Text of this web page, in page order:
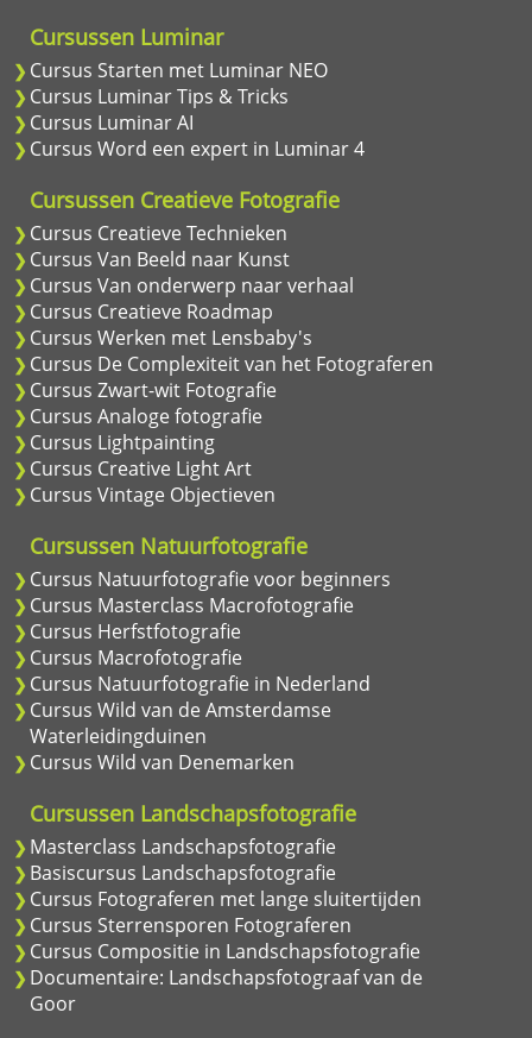
Cursussen Luminar
Cursus Starten met Luminar NEO
Cursus Luminar Tips & Tricks
Cursus Luminar AI
Cursus Word een expert in Luminar 4
Cursussen Creatieve Fotografie
Cursus Creatieve Technieken
Cursus Van Beeld naar Kunst
Cursus Van onderwerp naar verhaal
Cursus Creatieve Roadmap
Cursus Werken met Lensbaby's
Cursus De Complexiteit van het Fotograferen
Cursus Zwart-wit Fotografie
Cursus Analoge fotografie
Cursus Lightpainting
Cursus Creative Light Art
Cursus Vintage Objectieven
Cursussen Natuurfotografie
Cursus Natuurfotografie voor beginners
Cursus Masterclass Macrofotografie
Cursus Herfstfotografie
Cursus Macrofotografie
Cursus Natuurfotografie in Nederland
Cursus Wild van de Amsterdamse
Waterleidingduinen
Cursus Wild van Denemarken
Cursussen Landschapsfotografie
Masterclass Landschapsfotografie
Basiscursus Landschapsfotografie
Cursus Fotograferen met lange sluitertijden
Cursus Sterrensporen Fotograferen
Cursus Compositie in Landschapsfotografie
Documentaire: Landschapsfotograaf van de
Goor